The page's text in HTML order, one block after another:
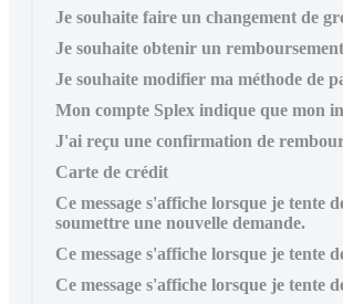
Je souhaite faire un changement de
Je souhaite obtenir un
Je souhaite modifier ma méthode de
Mon compte Splex indique que mon
J'ai reçu une confirmation de
Carte de crédit
Ce message s'affiche lorsque je
soumettre une nouvelle demande.
Ce message s'affiche lorsque je
Ce message s'affiche lorsque je